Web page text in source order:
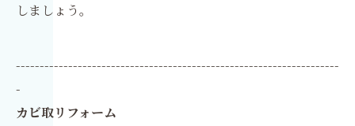
しましょう。
--------------------------------------------------------------------
-
カビ取リフォーム